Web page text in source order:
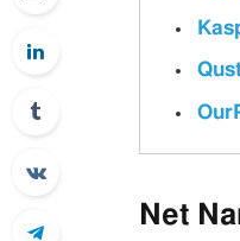
Net